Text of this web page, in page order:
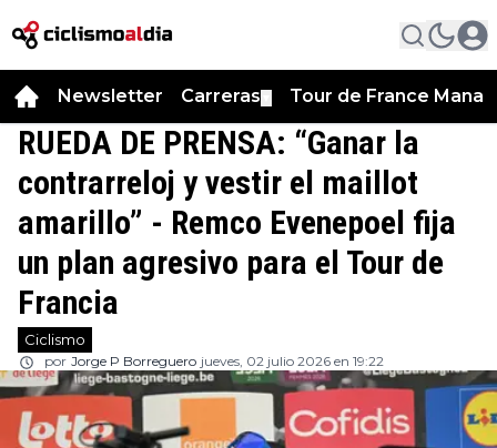
Newsletter Carreras Tour de France
RUEDA DE PRENSA: “Ganar la
contrarreloj y vestir el maillot
amarillo” - Remco Evenepoel fija
un plan agresivo para el Tour de
Francia
Ciclismo
por Jorge P Borreguero jueves, 02 julio 2026 en 19:22